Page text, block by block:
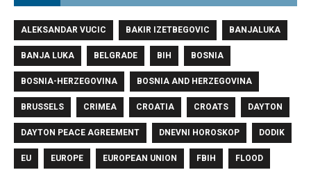
ALEKSANDAR VUCIC BAKIR IZETBEGOVIC BANJALUKA
BANJA LUKA BELGRADE BIH BOSNIA
BOSNIA-HERZEGOVINA BOSNIA AND HERZEGOVINA
BRUSSELS CRIMEA CROATIA CROATS DAYTON
DAYTON PEACE AGREEMENT DNEVNI HOROSKOP DODIK
EU EUROPE EUROPEAN UNION FBIH FLOOD